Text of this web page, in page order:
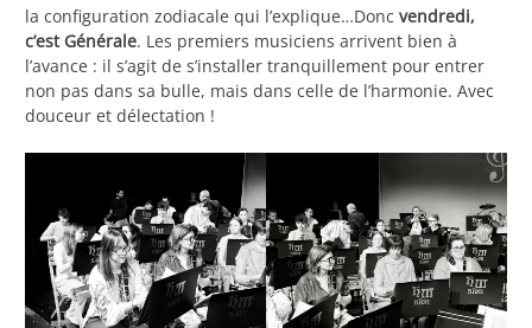
la configuration zodiacale qui l’explique…Donc vendredi,
c’est Générale. Les premiers musiciens arrivent bien à
l’avance : il s’agit de s’installer tranquillement pour entrer
non pas dans sa bulle, mais dans celle de l’harmonie. Avec
douceur et délectation !